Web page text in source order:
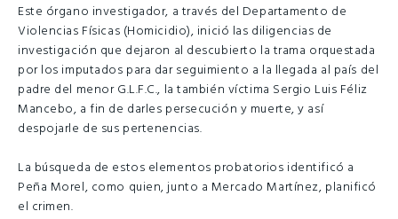
Este órgano investigador, a través del Departamento de
Violencias Físicas (Homicidio), inició las diligencias de
investigación que dejaron al descubierto la trama orquestada
por los imputados para dar seguimiento a la llegada al país del
padre del menor G.L.F.C., la también víctima Sergio Luis Féliz
Mancebo, a fin de darles persecución y muerte, y así
despojarle de sus pertenencias.
La búsqueda de estos elementos probatorios identificó a
Peña Morel, como quien, junto a Mercado Martínez, planificó
el crimen.